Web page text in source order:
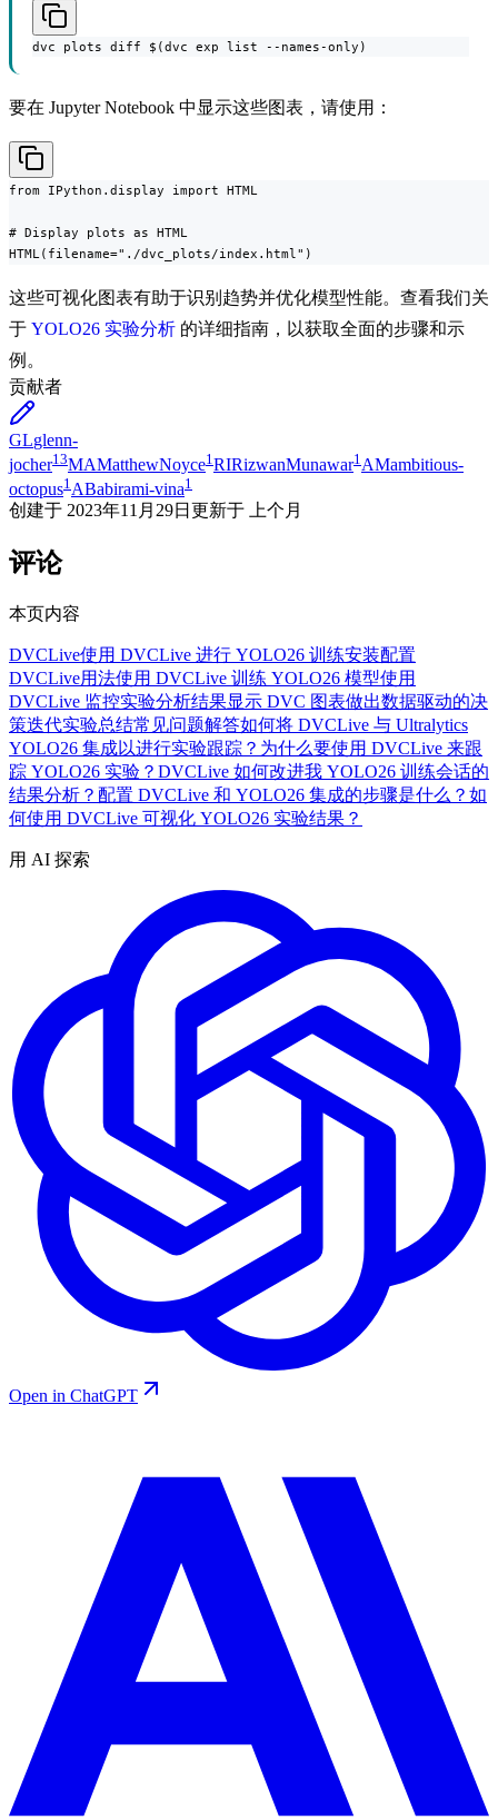
dvc plots diff $(dvc exp list --names-only)
要在 Jupyter Notebook 中显示这些图表，请使用：
from IPython.display import HTML
# Display plots as HTML
HTML(filename="./dvc_plots/index.html")
这些可视化图表有助于识别趋势并优化模型性能。查看我们关
于 YOLO26 实验分析 的详细指南，以获取全面的步骤和示
例。
贡献者
GLglenn-
jocher13MAMatthewNoyce1 RIRizwanMunawar1 AMambitious-
octopus1ABabirami-vina1
创建于 2023年11月29日 更新于 上个月
评论
本页内容
DVCLive使用 DVCLive 进行 YOLO26 训练安装配置
DVCLive用法使用 DVCLive 训练 YOLO26 模型使用
DVCLive 监控实验分析结果显示 DVC 图表做出数据驱动的决
策迭代实验总结常见问题解答如何将 DVCLive 与 Ultralytics
YOLO26 集成以进行实验跟踪？ 为什么要使用 DVCLive 来跟
踪 YOLO26 实验？ DVCLive 如何改进我 YOLO26 训练会话的
结果分析？ 配置 DVCLive 和 YOLO26 集成的步骤是什么？ 如
何使用 DVCLive 可视化 YOLO26 实验结果？
用 AI 探索
Open in ChatGPT